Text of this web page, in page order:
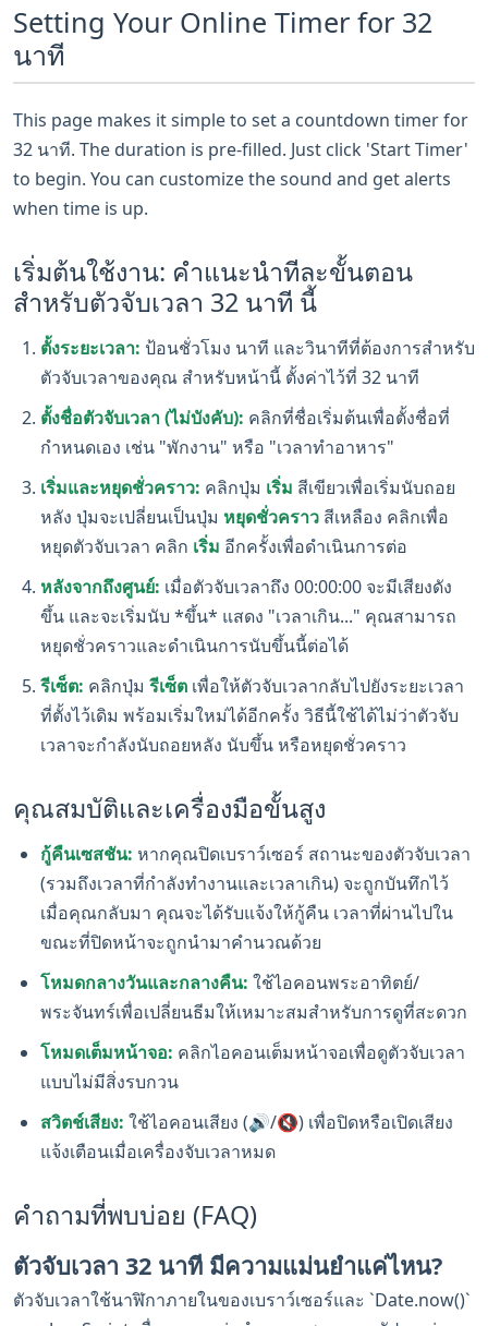
Setting Your Online Timer for 32
นาที
This page makes it simple to set a countdown timer for
32 นาที. The duration is pre-filled. Just click 'Start Timer'
to begin. You can customize the sound and get alerts
when time is up.
เริ่มต้นใช้งาน: คำแนะนำทีละขั้นตอน
สำหรับตัวจับเวลา 32 นาที นี้
ตั้งระยะเวลา: ป้อนชั่วโมง นาที และวินาทีที่ต้องการสำหรับ
ตัวจับเวลาของคุณ สำหรับหน้านี้ ตั้งค่าไว้ที่ 32 นาที
ตั้งชื่อตัวจับเวลา (ไม่บังคับ): คลิกที่ชื่อเริ่มต้นเพื่อตั้งชื่อที่
กำหนดเอง เช่น "พักงาน" หรือ "เวลาทำอาหาร"
เริ่มและหยุดชั่วคราว: คลิกปุ่ม เริ่ม สีเขียวเพื่อเริ่มนับถอย
หลัง ปุ่มจะเปลี่ยนเป็นปุ่ม หยุดชั่วคราว สีเหลือง คลิกเพื่อ
หยุดตัวจับเวลา คลิก เริ่ม อีกครั้งเพื่อดำเนินการต่อ
หลังจากถึงศูนย์: เมื่อตัวจับเวลาถึง 00:00:00 จะมีเสียงดัง
ขึ้น และจะเริ่มนับ *ขึ้น* แสดง "เวลาเกิน..." คุณสามารถ
หยุดชั่วคราวและดำเนินการนับขึ้นนี้ต่อได้
รีเซ็ต: คลิกปุ่ม รีเซ็ต เพื่อให้ตัวจับเวลากลับไปยังระยะเวลา
ที่ตั้งไว้เดิม พร้อมเริ่มใหม่ได้อีกครั้ง วิธีนี้ใช้ได้ไม่ว่าตัวจับ
เวลาจะกำลังนับถอยหลัง นับขึ้น หรือหยุดชั่วคราว
คุณสมบัติและเครื่องมือขั้นสูง
กู้คืนเซสชัน: หากคุณปิดเบราว์เซอร์ สถานะของตัวจับเวลา
(รวมถึงเวลาที่กำลังทำงานและเวลาเกิน) จะถูกบันทึกไว้
เมื่อคุณกลับมา คุณจะได้รับแจ้งให้กู้คืน เวลาที่ผ่านไปใน
ขณะที่ปิดหน้าจะถูกนำมาคำนวณด้วย
โหมดกลางวันและกลางคืน: ใช้ไอคอนพระอาทิตย์/
พระจันทร์เพื่อเปลี่ยนธีมให้เหมาะสมสำหรับการดูที่สะดวก
โหมดเต็มหน้าจอ: คลิกไอคอนเต็มหน้าจอเพื่อดูตัวจับเวลา
แบบไม่มีสิ่งรบกวน
สวิตช์เสียง: ใช้ไอคอนเสียง (🔊/🔇) เพื่อปิดหรือเปิดเสียง
แจ้งเตือนเมื่อเครื่องจับเวลาหมด
คำถามที่พบบ่อย (FAQ)
ตัวจับเวลา 32 นาที มีความแม่นยำแค่ไหน?
ตัวจับเวลาใช้นาฬิกาภายในของเบราว์เซอร์และ `Date.now()`